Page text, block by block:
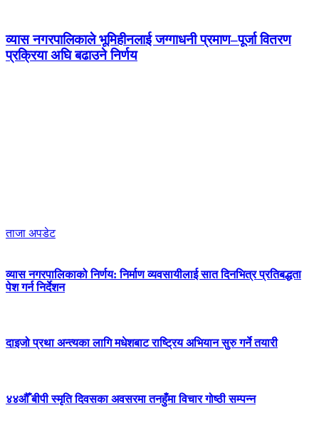
व्यास नगरपालिकाले भूमिहीनलाई जग्गाधनी प्रमाण–पूर्जा वितरण
प्रक्रिया अघि बढाउने निर्णय
ताजा अपडेट
व्यास नगरपालिकाको निर्णय: निर्माण व्यवसायीलाई सात दिनभित्र प्रतिबद्धता
पेश गर्न निर्देशन
दाइजो प्रथा अन्त्यका लागि मधेशबाट राष्ट्रिय अभियान सुरु गर्ने तयारी
४४औँ बीपी स्मृति दिवसका अवसरमा तनहुँमा विचार गोष्ठी सम्पन्न